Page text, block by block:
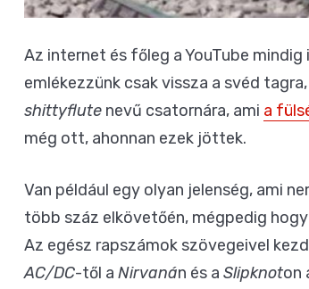
Az internet és főleg a YouTube
emlékezzünk csak vissza a svéd tagra,
shittyflute nevű csatornára, ami a
még ott, ahonnan ezek jöttek.
Van például egy olyan jelenség, ami
több száz elkövetőén, mégpedig
Az egész rapszámok szövegeivel
AC/DC-től a Nirvanán és a Slipknoton